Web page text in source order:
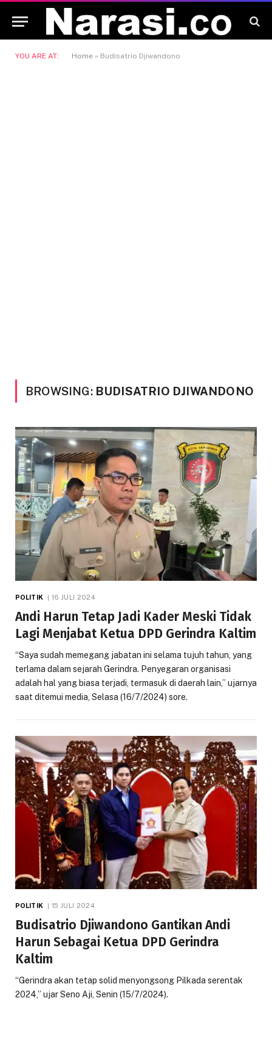
YOU ARE AT: Home » Budisatrio Djiwandono
BROWSING: BUDISATRIO DJIWANDONO
POLITIK 16 JULI 2024
Andi Harun Tetap Jadi Kader Meski Tidak
Lagi Menjabat Ketua DPD Gerindra Kaltim
“Saya sudah memegang jabatan ini selama tujuh tahun, yang
terlama dalam sejarah Gerindra. Penyegaran organisasi
adalah hal yang biasa terjadi, termasuk di daerah lain,” ujarnya
saat ditemui media, Selasa (16/7/2024) sore.
POLITIK 15 JULI 2024
Budisatrio Djiwandono Gantikan Andi
Harun Sebagai Ketua DPD Gerindra
Kaltim
“Gerindra akan tetap solid menyongsong Pilkada serentak
2024,” ujar Seno Aji, Senin (15/7/2024).